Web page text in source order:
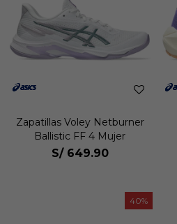
Zapatillas Voley Netburner
Ballistic FF 4 Mujer
S/ 649.90
40